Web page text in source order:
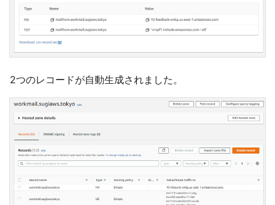
2つのレコードが自動生成されました。